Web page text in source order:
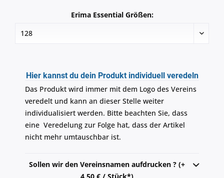
Erima Essential Größen:
Hier kannst du dein Produkt individuell veredeln
Das Produkt wird immer mit dem Logo des Vereins
veredelt und kann an dieser Stelle weiter
individualisiert werden. Bitte beachten Sie, dass
eine Veredelung zur Folge hat, dass der Artikel
nicht mehr umtauschbar ist.
Sollen wir den Vereinsnamen aufdrucken ? (+